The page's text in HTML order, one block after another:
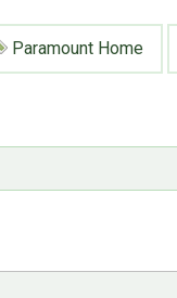
Paramount Home